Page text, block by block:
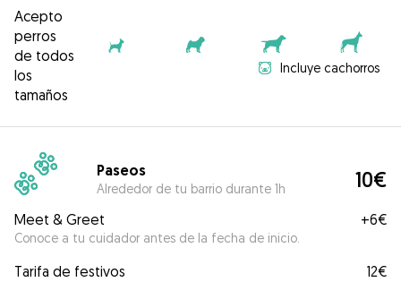
Acepto
perros
de todos
los
tamaños
Incluye cachorros
Paseos
Alrededor de tu barrio durante 1h 10€
Meet & Greet
Conoce a tu cuidador antes de la fecha de inicio.
+6€
Tarifa de festivos
12€